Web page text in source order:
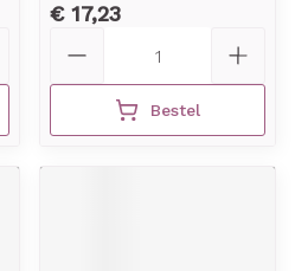
€ 17,23
Bestel